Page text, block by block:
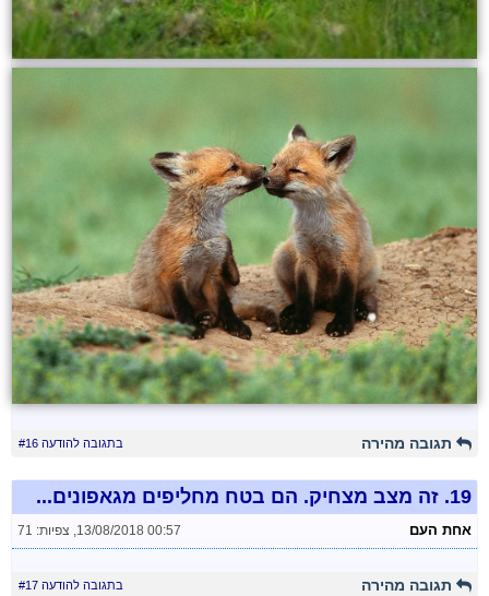
תגובה מהירה בתגובה להודעה #16
19. זה מצב מצחיק. הם בטח מחליפים מגאפונים...
אחת העם 13/08/2018 00:57
, צפיות: 71
תגובה מהירה בתגובה להודעה #17